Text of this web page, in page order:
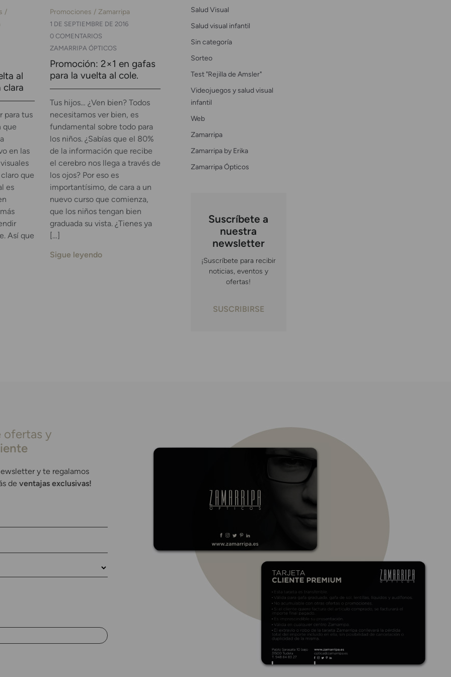
al
clara
para tus
que
en las
que
es
Así que
Promociones Zamarripa
1 DE SEPTIEMBRE DE 2016
0 COMENTARIOS
ZAMARRIPA ÓPTICOS
Promoción: 2×1 en gafas
para la vuelta al cole.
Tus hijos… ¿Ven bien? Todos
necesitamos ver bien, es
fundamental sobre todo para
los niños. ¿Sabías que el 80%
de la información que recibe
el cerebro nos llega a través de
los ojos? Por eso es
importantísimo, de cara a un
nuevo curso que comienza,
que los niños tengan bien
graduada su vista. ¿Tienes ya
[…]
Sigue leyendo
Salud Visual
Salud visual infantil
Sin categoría
Sorteo
Test "Rejilla de Amsler"
Videojuegos y salud visual
infantil
Web
Zamarripa
Zamarripa by Erika
Zamarripa Ópticos
Suscríbete a
nuestra
newsletter
¡Suscríbete para recibir
noticias, eventos y
ofertas!
SUSCRIBIRSE
ofertas y
y te regalamos
de ventajas exclusivas!